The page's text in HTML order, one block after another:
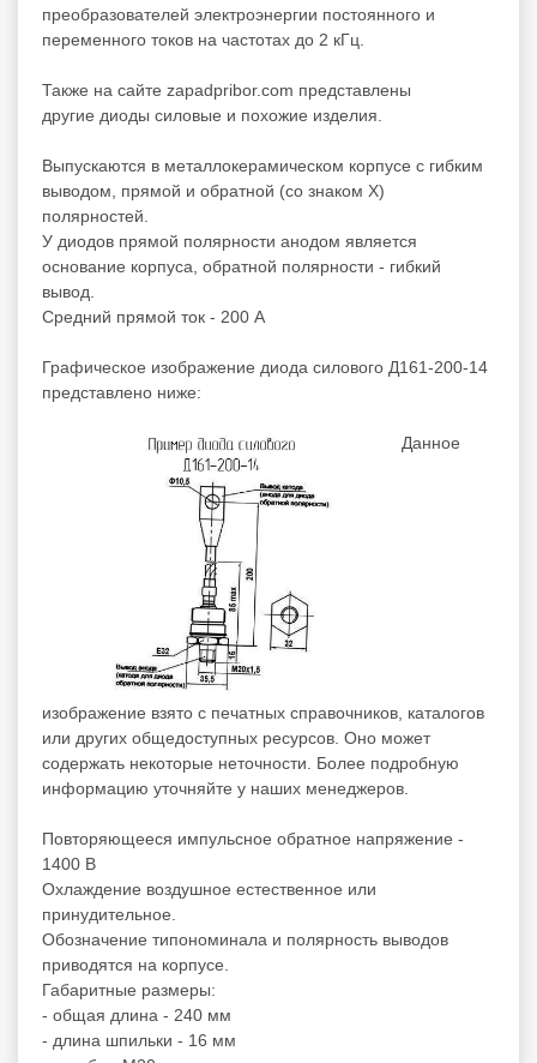
преобразователей электроэнергии постоянного и
переменного токов на частотах до 2 кГц.
Также на сайте zapadpribor.com представлены
другие диоды силовые и похожие изделия.
Выпускаются в металлокерамическом корпусе с гибким
выводом, прямой и обратной (со знаком Х)
полярностей.
У диодов прямой полярности анодом является
основание корпуса, обратной полярности - гибкий
вывод.
Средний прямой ток - 200 А
Графическое изображение диода силового Д161-200-14
представлено ниже:
Данное
изображение взято с печатных справочников, каталогов
или других общедоступных ресурсов. Оно может
содержать некоторые неточности. Более подробную
информацию уточняйте у наших менеджеров.
Повторяющееся импульсное обратное напряжение -
1400 В
Охлаждение воздушное естественное или
принудительное.
Обозначение типономинала и полярность выводов
приводятся на корпусе.
Габаритные размеры:
- общая длина - 240 мм
- длина шпильки - 16 мм